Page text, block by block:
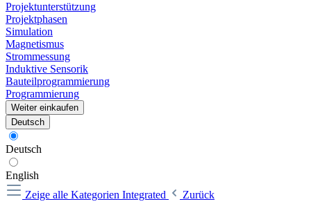
Projektunterstützung
Projektphasen
Simulation
Magnetismus
Strommessung
Induktive Sensorik
Bauteilprogrammierung
Programmierung
Weiter einkaufen
Deutsch
Deutsch
English
Zeige alle Kategorien Integrated
Zurück